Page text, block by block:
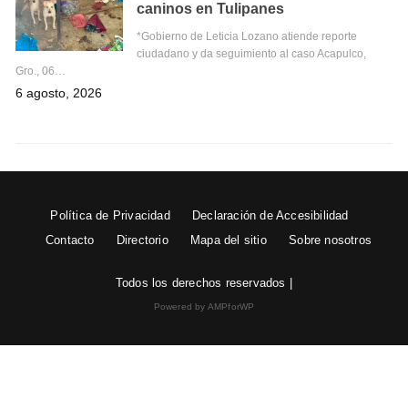
caninos en Tulipanes
*Gobierno de Leticia Lozano atiende reporte
ciudadano y da seguimiento al caso Acapulco,
Gro., 06…
6 agosto, 2026
Política de Privacidad
Declaración de Accesibilidad
Contacto
Directorio Mapa del sitio Sobre nosotros
Todos los derechos reservados |
Powered by AMPforWP